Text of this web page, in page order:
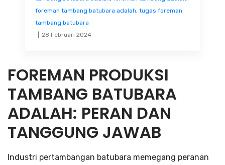
foreman tambang batubara adalah tugas foreman
tambang batubara
28 Februari 2024
FOREMAN PRODUKSI
TAMBANG BATUBARA
ADALAH: PERAN DAN
TANGGUNG JAWAB
Industri pertambangan batubara memegang peranan